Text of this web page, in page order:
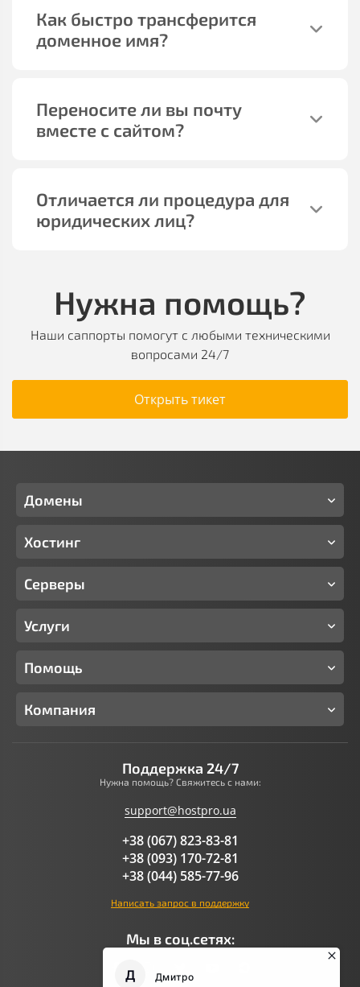
Как быстро трансферится
доменное имя?
Переносите ли вы почту
вместе с сайтом?
Отличается ли процедура для
юридических лиц?
Нужна помощь?
Наши саппорты помогут с любыми техническими
вопросами 24/7
Открыть тикет
Домены
Хостинг
Серверы
Услуги
Помощь
Компания
Поддержка 24/7
Нужна помощь? Свяжитесь с нами:
support@hostpro.ua
+38 (067) 823-83-81
+38 (093) 170-72-81
+38 (044) 585-77-96
Написать запрос в поддержку
Мы в соц.сетях: